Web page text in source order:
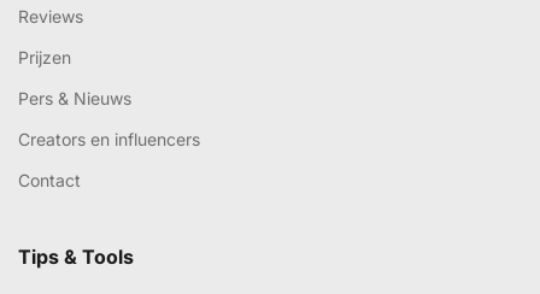
Reviews
Prijzen
Pers & Nieuws
Creators en influencers
Contact
Tips & Tools